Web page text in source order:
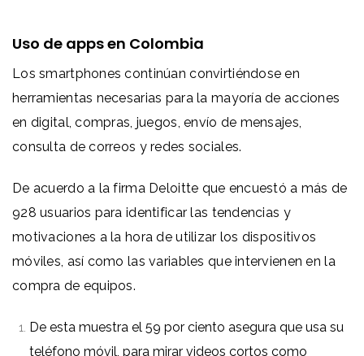
Uso de apps en Colombia
Los smartphones continúan convirtiéndose en
herramientas necesarias para la mayoría de acciones
en digital, compras, juegos, envío de mensajes,
consulta de correos y redes sociales.
De acuerdo a la firma Deloitte que encuestó a más de
928 usuarios para identificar las tendencias y
motivaciones a la hora de utilizar los dispositivos
móviles, así como las variables que intervienen en la
compra de equipos.
De esta muestra el 59 por ciento asegura que usa su
teléfono móvil, para mirar videos cortos como